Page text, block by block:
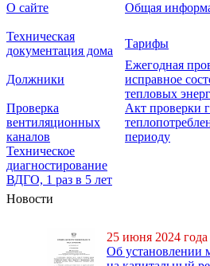
О сайте Общая
Техническая
документация дома
Тарифы
Должники
Ежегодная
исправное
тепловых
Проверка
вентиляционных
каналов
Акт проверки
периоду
Техническое
диагностирование
ВДГО, 1 раз в 5 лет
Новости
25 июня 2024 года
Об установлении